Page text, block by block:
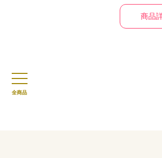
全商品
商品